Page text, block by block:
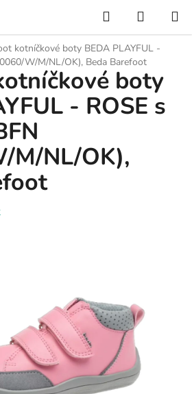
Hledat
KOŠÍK
kotníčkové boty BEDA PLAYFUL -
W/M/NL/OK), Beda Barefoot
boty
- ROSE s
M/NL/OK),